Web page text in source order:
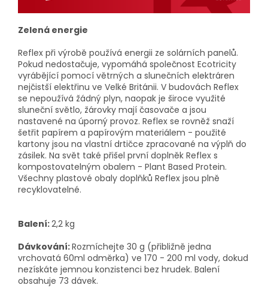
Zelená energie
Reflex při výrobě používá energii ze solárních panelů.
Pokud nedostačuje, vypomáhá společnost Ecotricity
vyrábějící pomocí větrných a slunečních elektráren
nejčistší elektřinu ve Velké Británii. V budovách Reflex
se nepoužívá žádný plyn, naopak je široce využité
sluneční světlo, žárovky mají časovače a jsou
nastavené na úporný provoz. Reflex se rovněž snaží
šetřit papírem a papírovým materiálem - použité
kartony jsou na vlastní drtičce zpracované na výplň do
zásilek. Na svět také přišel první doplněk Reflex s
kompostovatelným obalem - Plant Based Protein.
Všechny plastové obaly doplňků Reflex jsou plně
recyklovatelné.
Balení:2,2 kg
Dávkování:Rozmíchejte 30 g (přibližně jedna
vrchovatá 60ml odměrka) ve 170 - 200 ml vody, dokud
nezískáte jemnou konzistenci bez hrudek. Balení
obsahuje 73 dávek.